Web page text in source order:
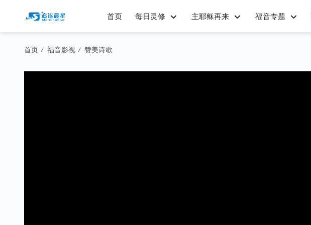
首页 每日灵修 主耶稣再来 福音专题
首页 / 福音影视 / 赞美诗歌